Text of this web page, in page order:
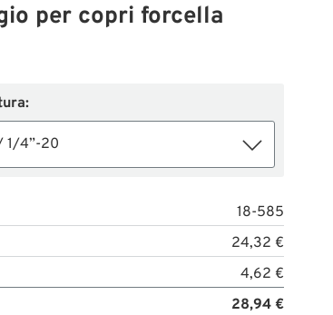
per copri forcella
1/4”-20
18-585
24,32 €
4,62 €
28,94 €